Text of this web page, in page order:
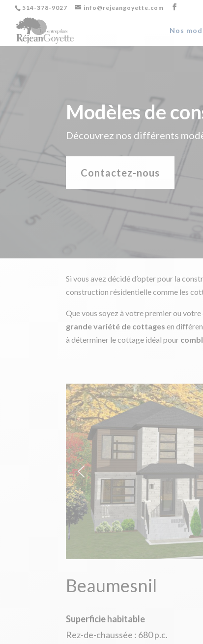
514-378-9027 info@rejeangoyette.com
Nos
Modèles de
Découvrez nos différents
Contactez-nous
Si vous avez décidé d’opter pour la
construction résidentielle comme les
Que vous soyez à votre premier ou
grande variété de cottages en
à déterminer le cottage idéal pour
Beaumesnil
Superficie habitable
Rez-de-chaussée : 680 p.c.